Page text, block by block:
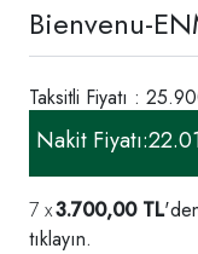
Bienvenu-
Taksitli Fiyatı :
Nakit Fiyatı:
3.700,00 TL
tıklayın.